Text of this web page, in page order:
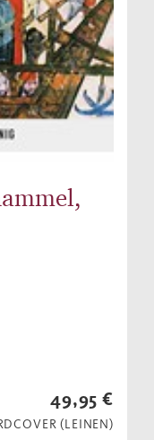
49,95 €
(LEINEN)